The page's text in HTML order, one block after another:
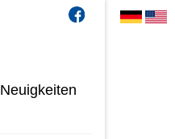
Neuigkeiten